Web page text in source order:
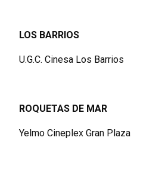
LOS BARRIOS
U.G.C. Cinesa Los Barrios
ROQUETAS DE MAR
Yelmo Cineplex Gran Plaza